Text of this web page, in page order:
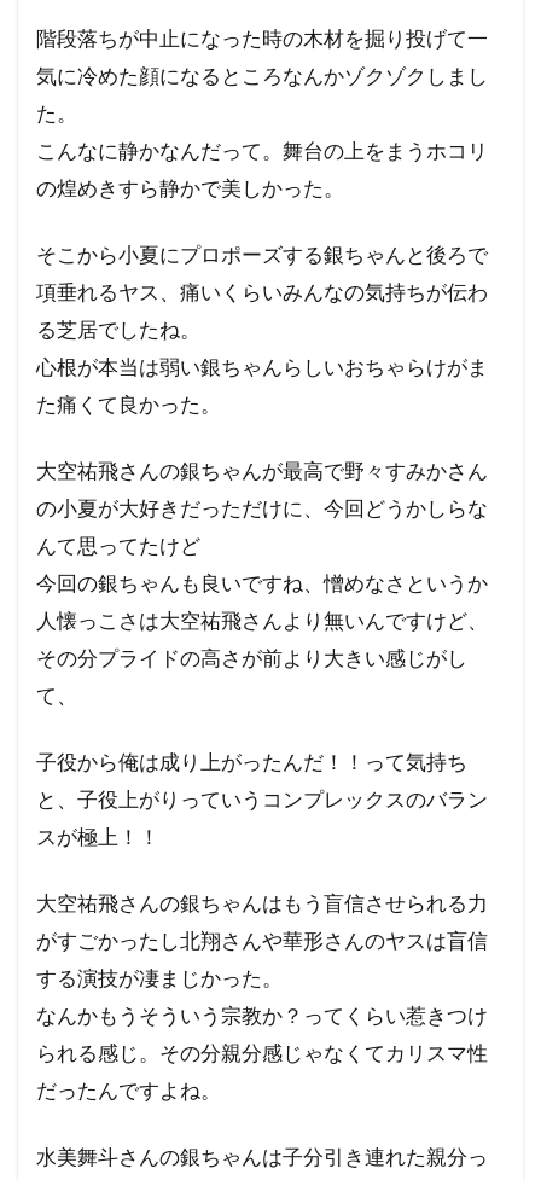
階段落ちが中止になった時の木材を掘り投げて一
気に冷めた顔になるところなんかゾクゾクしまし
た。
こんなに静かなんだって。舞台の上をまうホコリ
の煌めきすら静かで美しかった。
そこから小夏にプロポーズする銀ちゃんと後ろで
項垂れるヤス、痛いくらいみんなの気持ちが伝わ
る芝居でしたね。
心根が本当は弱い銀ちゃんらしいおちゃらけがま
た痛くて良かった。
大空祐飛さんの銀ちゃんが最高で野々すみかさん
の小夏が大好きだっただけに、今回どうかしらな
んて思ってたけど
今回の銀ちゃんも良いですね、憎めなさというか
人懐っこさは大空祐飛さんより無いんですけど、
その分プライドの高さが前より大きい感じがし
て、
子役から俺は成り上がったんだ！！って気持ち
と、子役上がりっていうコンプレックスのバラン
スが極上！！
大空祐飛さんの銀ちゃんはもう盲信させられる力
がすごかったし北翔さんや華形さんのヤスは盲信
する演技が凄まじかった。
なんかもうそういう宗教か？ってくらい惹きつけ
られる感じ。その分親分感じゃなくてカリスマ性
だったんですよね。
水美舞斗さんの銀ちゃんは子分引き連れた親分っ